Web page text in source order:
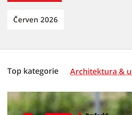
Červen 2026
Top kategorie Architektura &